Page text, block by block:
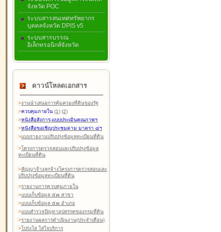
จังหวัด POC
ระบบสารสนเทศทรัพยากร
บุคคลจังหวัด DPIS v5
ระบบสารบรรณ
อิเล็กทรอนิกส์จังหวัด
ดาวน์โหลดเอกสาร
>งานนำเสนอการคุ้มครองที่ดินของรัฐ
>ควบคุมภายใน (1) (2)
>หนังสือสังการ-แบบประเมินคุณภาพฯ
>หนังสือขอเชิญประชุมตาม มาตรา ๘ฯ
>แบบรายงานปรับปรุงข้อมูลทะเบียนที่ดิน
>โครงการตรวจสอบและปรับปรุงข้อมูล
ทะเบียนที่ดิน
>สัญญาจ้างลูกจ้างโครงการตรวจสอบและ
ปรับปรุงข้อมูลทะเบียนที่ดิน
>รายงานการควบคุมภายใน
>แบบเก็บข้อมูล ๕๗ สาขา
>แบบเก็บข้อมูล ๕๗ อำเภอ
>แบบสำรวจปัญหาอุปสรรคของกรมที่ดิน
>รายงานผลการดำเนินงาน(ประจำเดือน)
>โปร่งใส ใส่ใจบริการ